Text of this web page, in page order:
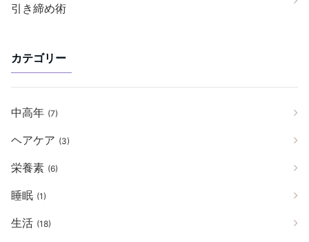
引き締め術
カテゴリー
中高年 (7)
ヘアケア (3)
栄養素 (6)
睡眠 (1)
生活 (18)